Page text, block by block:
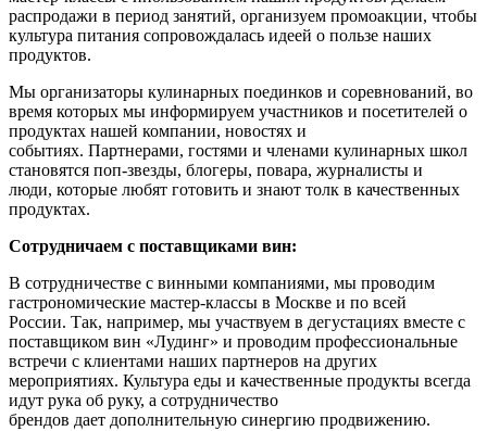
распродажи в период занятий, организуем промоакции, чтобы
культура питания сопровождалась идеей о пользе наших
продуктов.
Мы организаторы кулинарных поединков и соревнований, во
время которых мы информируем участников и посетителей о
продуктах нашей компании, новостях и
событиях. Партнерами, гостями и членами кулинарных школ
становятся поп-звезды, блогеры, повара, журналисты и
люди, которые любят готовить и знают толк в качественных
продуктах.
Сотрудничаем с поставщиками вин:
В сотрудничестве с винными компаниями, мы проводим
гастрономические мастер-классы в Москве и по всей
России. Так, например, мы участвуем в дегустациях вместе с
поставщиком вин «Лудинг» и проводим профессиональные
встречи с клиентами наших партнеров на других
мероприятиях. Культура еды и качественные продукты всегда
идут рука об руку, а сотрудничество
брендов дает дополнительную синергию продвижению.